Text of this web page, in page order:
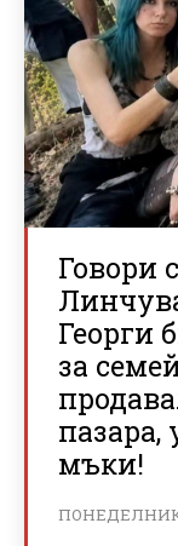
Говори
Георги
за
пазара,
мъки!
ПОНЕДЕЛНИК,